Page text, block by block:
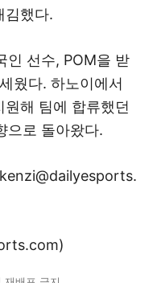
김했다.
인 선수, POM을 받
웠다. 하노이에서
해 팀에 합류했던
으로 돌아왔다.